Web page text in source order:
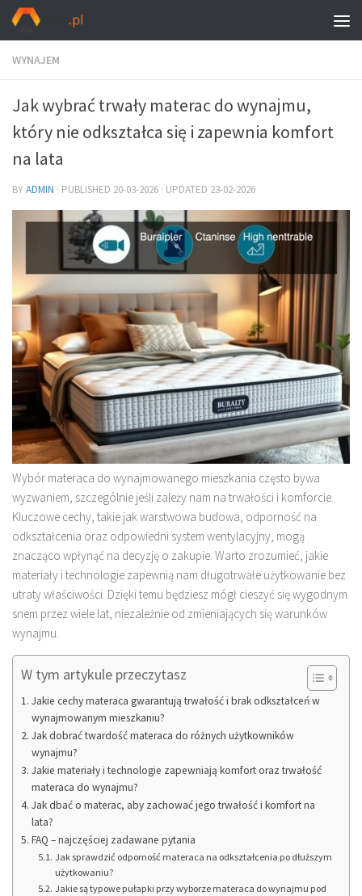
WYNAJEM
Jak wybrać trwały materac do wynajmu,
który nie odkształca się i zapewnia komfort
na lata
BYADMIN · PUBLISHED 20-03-2026 · UPDATED 23-02-2026
Wybór materaca do wynajmowanego mieszkania często bywa
wyzwaniem, szczególnie jeśli zależy nam na trwałości i komforcie.
Kluczowe cechy, takie jak warstwowa budowa, odporność na
odkształcenia oraz odpowiedni system wentylacyjny, mogą
znacząco wpłynąć na decyzję o zakupie. Warto zrozumieć, jakie
materiały i technologie zapewnią nam długotrwałe użytkowanie bez
utraty właściwości. Dzięki temu będziesz mógł cieszyć się wygodnym
snem przez wiele lat, niezależnie od zmieniających się warunków
wynajmu.
W tym artykule przeczytasz
Jakie cechy materaca gwarantują trwałość i brak odkształceń w
wynajmowanym mieszkaniu?
Jak dobrać twardość materaca do różnych użytkowników
wynajmu?
Jakie materiały i technologie zapewniają komfort oraz trwałość
materaca do wynajmu?
Jak dbać o materac, aby zachować jego trwałość i komfort na
lata?
FAQ – najczęściej zadawane pytania
Jak sprawdzić odporność materaca na odkształcenia po dłuższym
użytkowaniu?
Jakie są typowe pułapki przy wyborze materaca do wynajmu pod